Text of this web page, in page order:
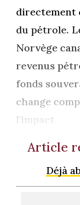
directement
du pétrole.
Norvège
revenus
fonds
change
l’impact
Article
Déjà